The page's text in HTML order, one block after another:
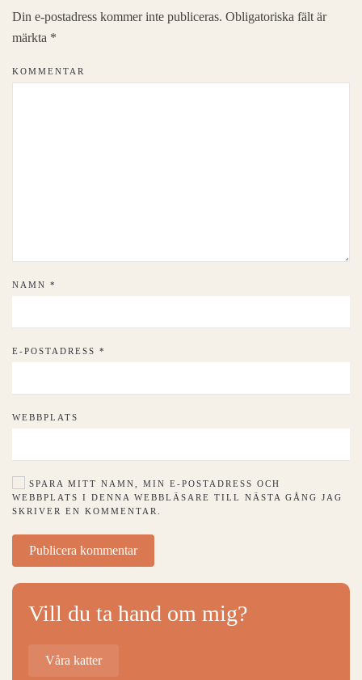
Din e-postadress kommer inte publiceras. Obligatoriska fält är
märkta *
KOMMENTAR
NAMN *
E-POSTADRESS *
WEBBPLATS
SPARA MITT NAMN, MIN E-POSTADRESS OCH
WEBBPLATS I DENNA WEBBLÄSARE TILL NÄSTA GÅNG JAG
SKRIVER EN KOMMENTAR.
Publicera kommentar
Vill du ta hand om mig?
Våra katter